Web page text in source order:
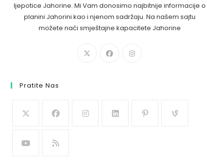
ljepotice Jahorine. Mi Vam donosimo najbitnije informacije o
planini Jahorini kao i njenom sadržaju. Na našem sajtu
možete naći smještajne kapacitete Jahorine
Pratite Nas